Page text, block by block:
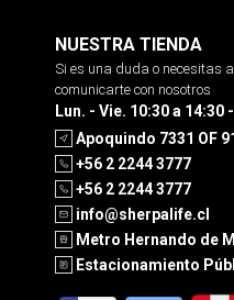
NUESTRA TIENDA
Si es una duda o necesitas
comunicarte con nosotros
Lun. - Vie. 10:30 a 14:30
Apoquindo 7331 OF
+56 2 2244 3777
+56 2 2244 3777
info@sherpalife.cl
Metro Hernando de
Estacionamiento